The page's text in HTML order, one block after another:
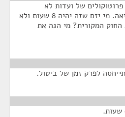
של ועדות לא
מתקבלים מייד בניגוד למליאה. מי יזם שזה יהיה 8 שעות ולא
החוק המקורית? מי הגה את
לפרק זמן של ביטול.